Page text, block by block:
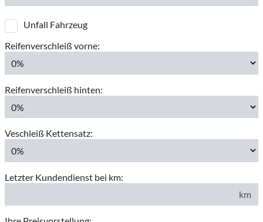
Unfall Fahrzeug
Reifenverschleiß vorne:
Reifenverschleiß hinten:
Veschleiß Kettensatz:
Letzter Kundendienst bei km:
km